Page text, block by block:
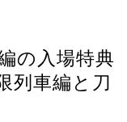
の入場特典
列車編と刀